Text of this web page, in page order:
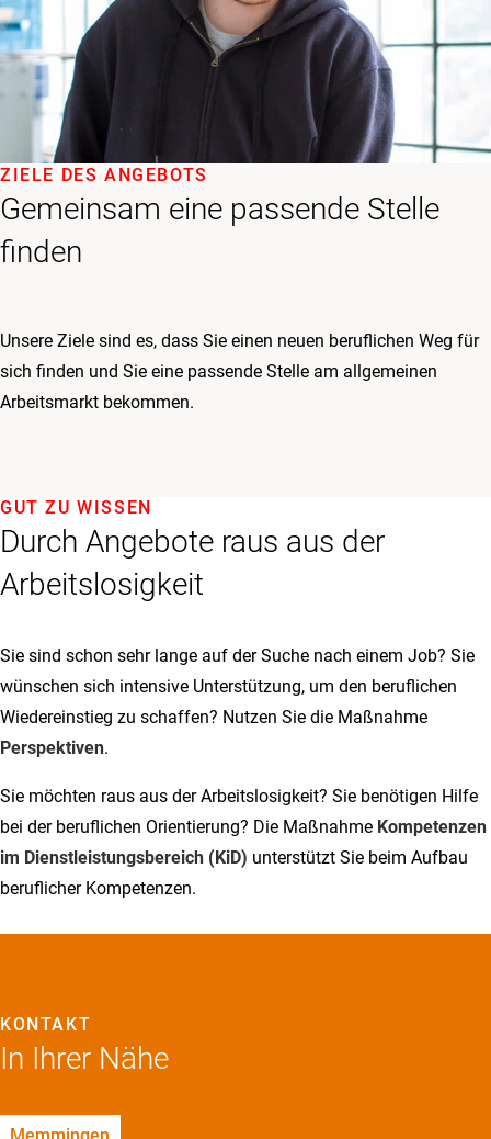
Gemeinsam eine passende Stelle
finden
ZIELE DES ANGEBOTS
Unsere Ziele sind es, dass Sie einen neuen beruflichen Weg für
sich finden und Sie eine passende Stelle am allgemeinen
Arbeitsmarkt bekommen.
Durch Angebote raus aus der
Arbeitslosigkeit
GUT ZU WISSEN
Sie sind schon sehr lange auf der Suche nach einem Job? Sie
wünschen sich intensive Unterstützung, um den beruflichen
Wiedereinstieg zu schaffen? Nutzen Sie die Maßnahme
Perspektiven.
Sie möchten raus aus der Arbeitslosigkeit? Sie benötigen Hilfe
bei der beruflichen Orientierung? Die Maßnahme Kompetenzen
im Dienstleistungsbereich (KiD) unterstützt Sie beim Aufbau
beruflicher Kompetenzen.
In Ihrer Nähe
KONTAKT